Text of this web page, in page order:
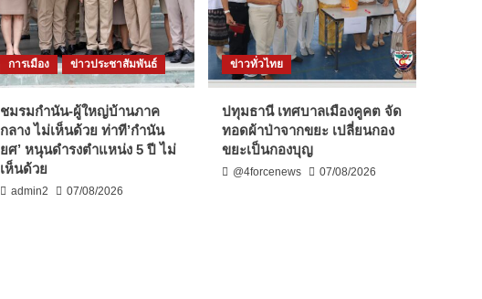
การเมือง ข่าวประชาสัมพันธ์
ชมรมกำนัน-ผู้ใหญ่บ้านภาค
กลาง ไม่เห็นด้วย ท่าที’กำนัน
ยศ’ หนุนดำรงตำแหน่ง 5 ปี ไม่
เห็นด้วย
admin2 07/08/2026
ข่าวทั่วไทย
ปทุมธานี เทศบาลเมืองคูคต จัด
ทอดผ้าป่าจากขยะ เปลี่ยนกอง
ขยะเป็นกองบุญ
@4forcenews 07/08/2026